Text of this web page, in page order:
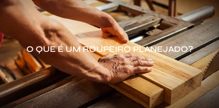
O QUE É UM ROUPEIRO PLANEJADO?